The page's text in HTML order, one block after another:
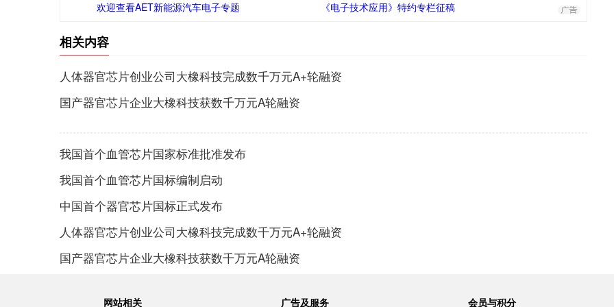
欢迎查看AET新能源汽车电子专题 《电子技术应用》特约专栏征稿
相关内容
人体器官芯片创业公司大橡科技完成数千万元A+轮融资
国产器官芯片企业大橡科技获数千万元A轮融资
我国首个血管芯片国家标准批准发布
我国首个血管芯片国标编制启动
中国首个器官芯片国标正式发布
人体器官芯片创业公司大橡科技完成数千万元A+轮融资
国产器官芯片企业大橡科技获数千万元A轮融资
网站相关 广告及服务 会员与积分